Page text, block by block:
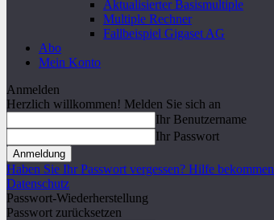
Aktualisierter Basismultiple
Multiple Rechner
Fallbeispiel Gigaset AG
Abo
Mein Konto
Anmelden
Herzlich willkommen! Melden Sie sich an
Ihr Benutzername
Ihr Passwort
Haben Sie Ihr Passwort vergessen? Hilfe bekommen
Datenschutz
Passwort-Wiederherstellung
Passwort zurücksetzen